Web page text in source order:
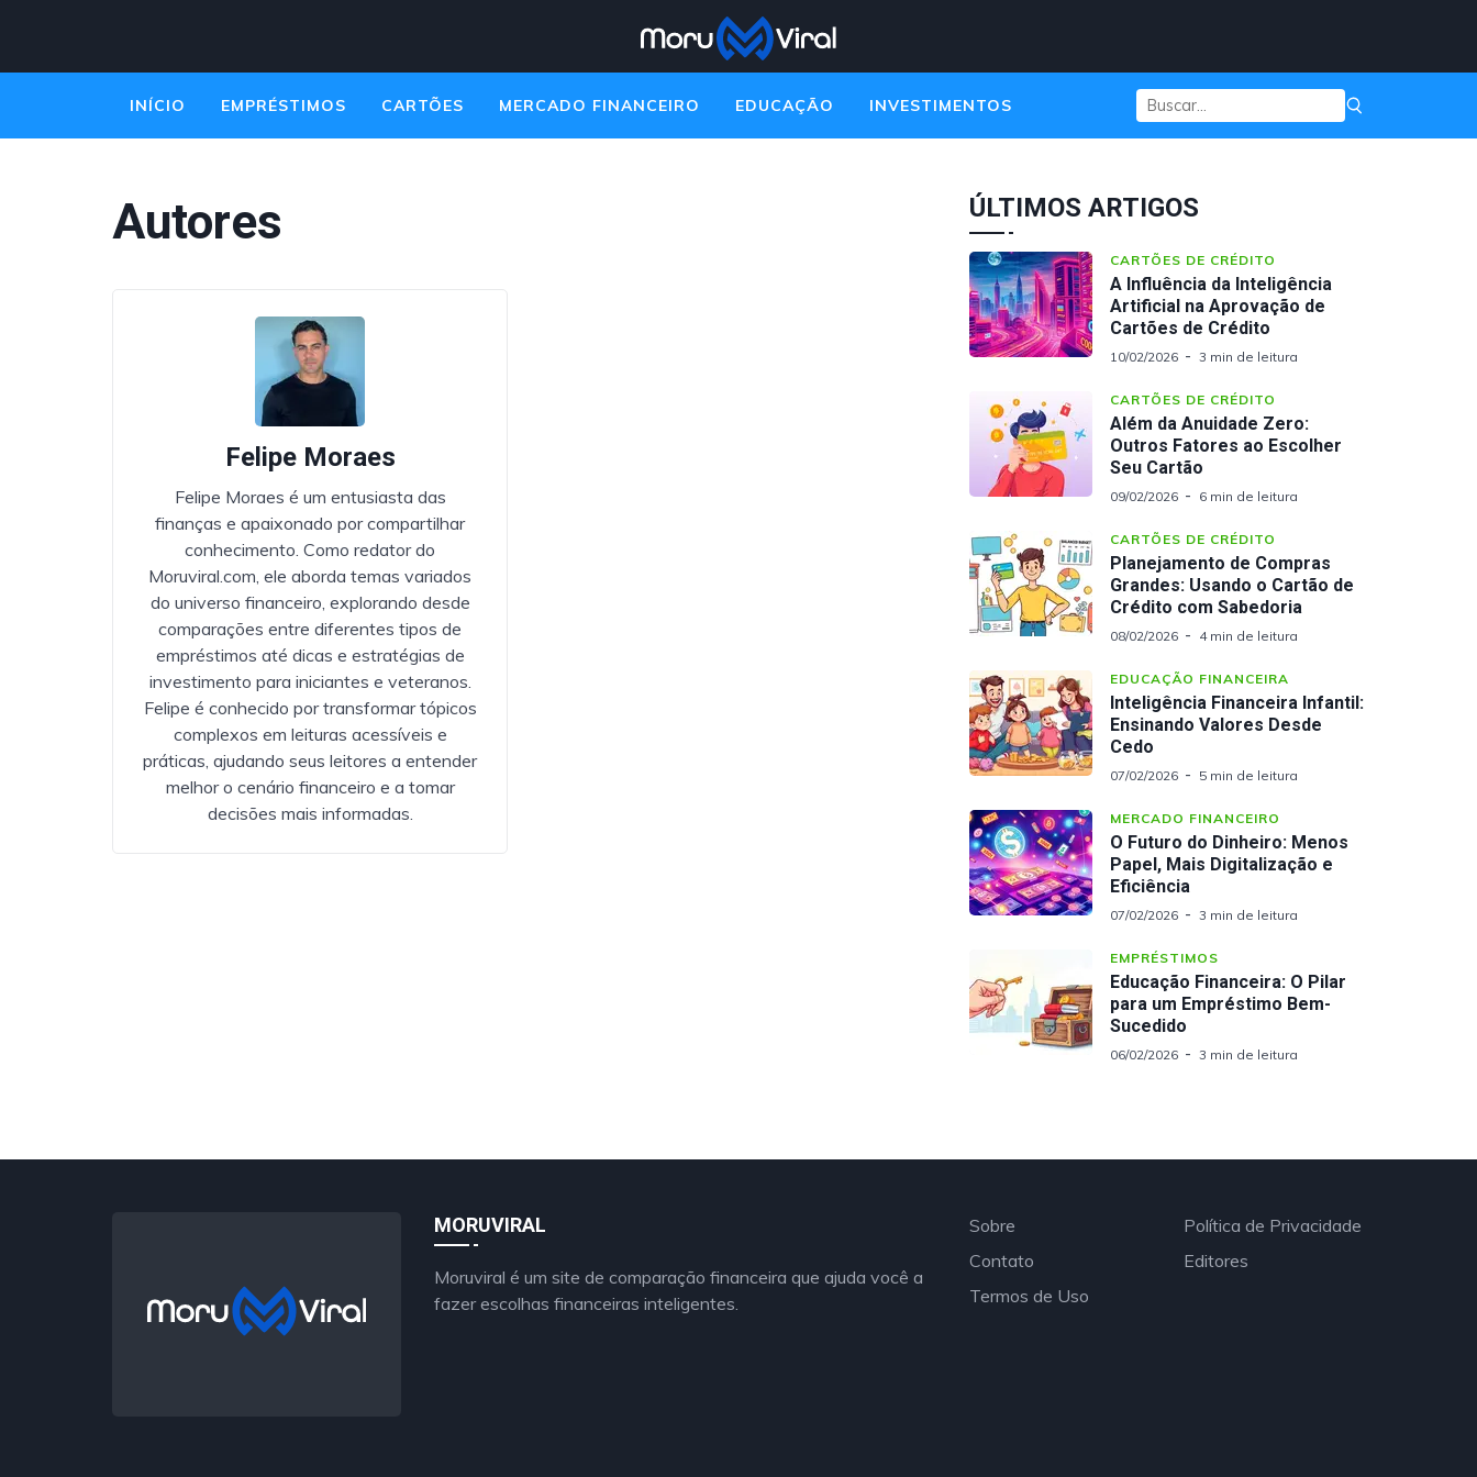
INÍCIO EMPRÉSTIMOS CARTÕES MERCADO FINANCEIRO EDUCAÇÃO INVESTIMENTOS
Autores
Felipe Moraes
Felipe Moraes é um entusiasta das
finanças e apaixonado por compartilhar
conhecimento. Como redator do
Moruviral.com, ele aborda temas variados
do universo financeiro, explorando desde
comparações entre diferentes tipos de
empréstimos até dicas e estratégias de
investimento para iniciantes e veteranos.
Felipe é conhecido por transformar tópicos
complexos em leituras acessíveis e
práticas, ajudando seus leitores a entender
melhor o cenário financeiro e a tomar
decisões mais informadas.
ÚLTIMOS ARTIGOS
CARTÕES DE CRÉDITO
A Influência da Inteligência
Artificial na Aprovação de
Cartões de Crédito
10/02/2026 3 min de leitura
CARTÕES DE CRÉDITO
Além da Anuidade Zero:
Outros Fatores ao Escolher
Seu Cartão
09/02/2026 6 min de leitura
CARTÕES DE CRÉDITO
Planejamento de Compras
Grandes: Usando o Cartão de
Crédito com Sabedoria
08/02/2026 4 min de leitura
EDUCAÇÃO FINANCEIRA
Inteligência Financeira Infantil:
Ensinando Valores Desde
Cedo
07/02/2026 5 min de leitura
MERCADO FINANCEIRO
O Futuro do Dinheiro: Menos
Papel, Mais Digitalização e
Eficiência
07/02/2026 3 min de leitura
EMPRÉSTIMOS
Educação Financeira: O Pilar
para um Empréstimo Bem-
Sucedido
06/02/2026 3 min de leitura
MORUVIRAL
Moruviral é um site de comparação financeira que ajuda você a
fazer escolhas financeiras inteligentes.
Sobre
Contato
Termos de Uso
Política de Privacidade
Editores